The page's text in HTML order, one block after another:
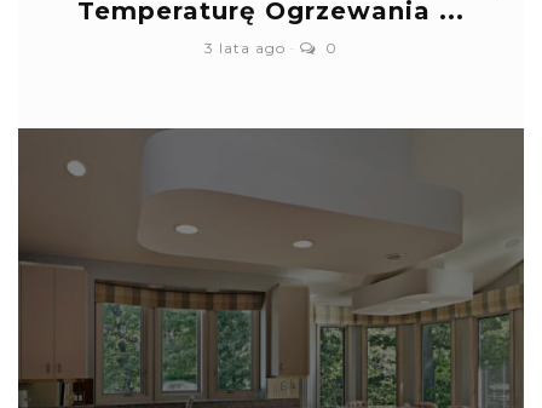
Temperaturę Ogrzewania ...
3 lata ago 0